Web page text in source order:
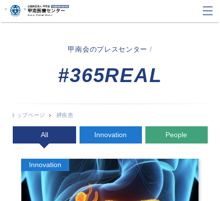
甲南会のプレスセンター /
#365REAL
トップページ 膵疾患
All Innovation People